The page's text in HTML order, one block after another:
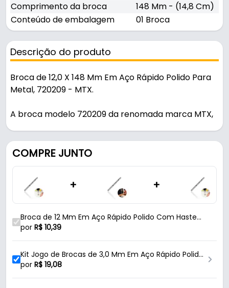
Comprimento da broca
148 Mm - (14,8 Cm)
Conteúdo de embalagem
01 Broca
Descrição do produto
Broca de 12,0 X 148 Mm Em Aço Rápido Polido Para
Metal, 720209 - MTX.
A broca modelo 720209 da renomada marca MTX,
excepcional em perfurações de metais. Com um
diâmetro de 12,0 mm e um comprimento total de
148 mm, essa broca é fabricada em aço rápido
(HSS), conhecido por sua resistência e durabilidade
em altas temperaturas. O diferencial desta broca é
o acabamento polido, que reduz o atrito durante a
perfuração, aumenta a vida útil da ferramenta e
proporciona um corte mais limpo e eficiente em
excelente estabilidade, permitindo encaixe firme
em mandris de furadeiras e parafusadeiras,
COMPRE JUNTO
+ +
Broca de 12 Mm Em Aço Rápido Polido Com Haste
Cilíndrica Para Metal Mtx
por R$ 10,39
Kit Jogo de Brocas de 3,0 Mm Em Aço Rápido Polido
Para Metal Com 10 Brocas Ctc-01700030 Ctpohr
por R$ 19,08